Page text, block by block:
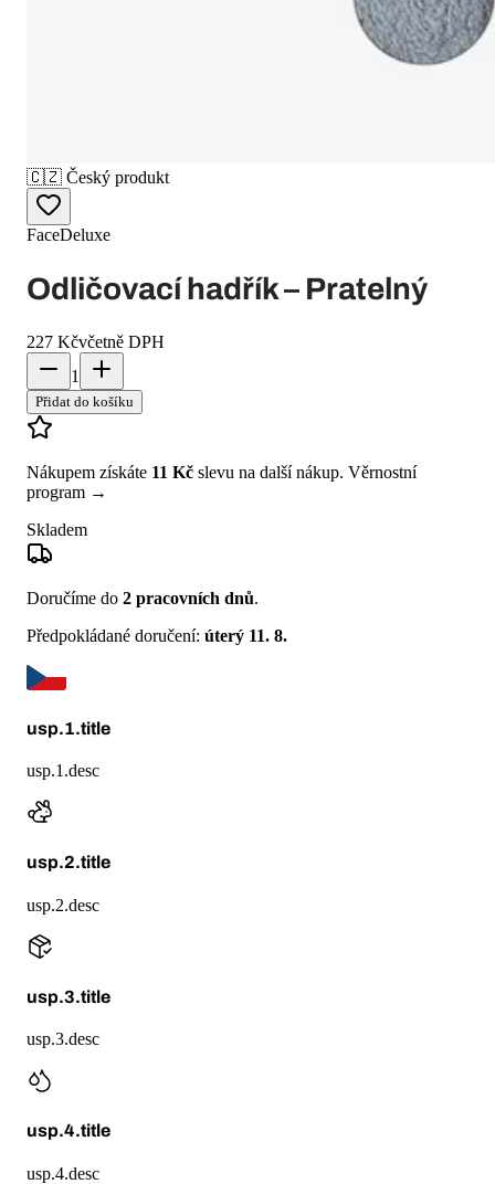
🇨🇿 Český produkt
FaceDeluxe
Odličovací hadřík – Pratelný
227 Kčvčetně DPH
1
Přidat do košíku
Nákupem získáte 11 Kč slevu na další nákup. Věrnostní
program →
Skladem
Doručíme do 2 pracovních dnů.
Předpokládané doručení: úterý 11. 8.
usp.1.title
usp.1.desc
usp.2.title
usp.2.desc
usp.3.title
usp.3.desc
usp.4.title
usp.4.desc